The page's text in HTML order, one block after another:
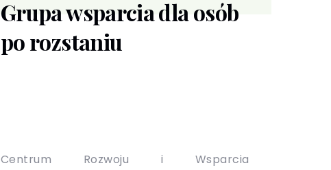
Grupa wsparcia dla osób
po rozstaniu
Centrum Rozwoju i Wsparcia